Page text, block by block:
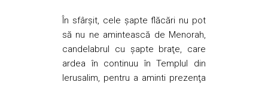
În sfârşit, cele șapte flăcări nu pot
să nu ne amintească de Menorah,
candelabrul cu șapte braţe, care
ardea în continuu în Templul din
Ierusalim, pentru a aminti prezenţa